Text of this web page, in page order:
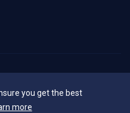
you get the best
more